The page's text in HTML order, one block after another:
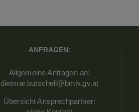
ANFRAGEN:
Allgemeine Anfragen an:
dietmar.butschell@bmlv.gv.at
Übersicht Ansprechpartner: